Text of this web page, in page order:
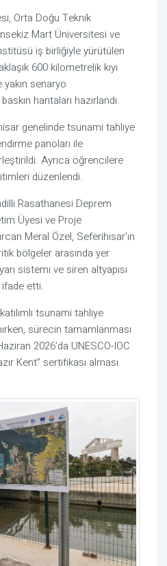
Orta Doğu Teknik
Mart Üniversitesi ve
iş birliğiyle yürütülen
600 kilometrelik kıyı
senaryo
haritaları hazırlandı.
genelinde tsunami tahliye
panoları ile
Ayrıca öğrencilere
düzenlendi.
Rasathanesi Deprem
Üyesi ve Proje
Meral Özel, Seferihisar’ın
bölgeler arasında yer
sistemi ve siren altyapısı
ifade etti.
tsunami tahliye
sürecin tamamlanması
2026’da UNESCO-IOC
Kent” sertifikası alması